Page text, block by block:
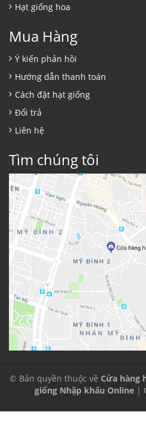
Hạt giống hoa
Mua Hàng
Ý kiến phản hồi
Hướng dẫn thanh toán
Cách đặt hạt giống
Đổi trả
Liên hệ
Tìm chúng tôi
© Bản quyền thuộc về Cửa hàng
giống Nhập khẩu Online|